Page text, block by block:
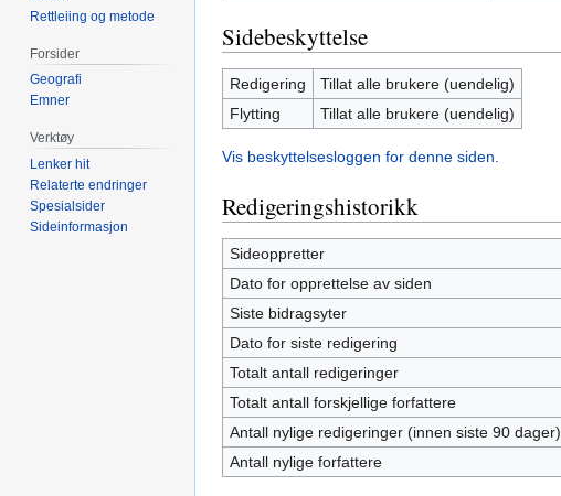
Sidebeskyttelse
Redigering
Tillat alle brukere (uendelig)
Flytting
Tillat alle brukere (uendelig)
Vis beskyttelsesloggen for denne siden.
Redigeringshistorikk
Sideoppretter
Dato for opprettelse av siden
Siste bidragsyter
Dato for siste redigering
Totalt antall redigeringer
Totalt antall forskjellige forfattere
Antall nylige redigeringer (innen siste 90 dager)
Antall nylige forfattere
Rettleiing og metode
Forsider
Geografi
Emner
Verktøy
Lenker hit
Relaterte endringer
Spesialsider
Sideinformasjon